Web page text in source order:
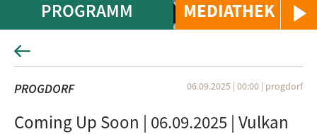
MEDIATHEK
PROGRAMM
PROGDORF 06.09.2025 | 00:00 | progdorf
Coming Up Soon | 06.09.2025 | Vulkan